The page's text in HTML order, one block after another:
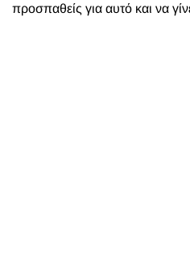
προσπαθείς για αυτό και να